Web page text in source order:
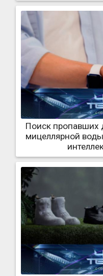
Поиск пропавших
мицеллярной